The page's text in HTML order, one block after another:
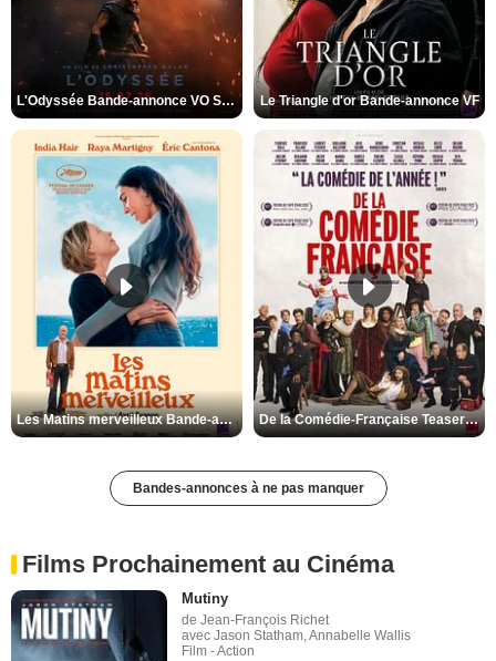
L'Odyssée Bande-annonce VO STFR Le Triangle d'or Bande-annonce VF
Les Matins merveilleux Bande-annonce VF De la Comédie-Française Teaser VF
Bandes-annonces à ne pas manquer
Films Prochainement au Cinéma
Mutiny
de Jean-François Richet
avec Jason Statham, Annabelle Wallis
Film - Action